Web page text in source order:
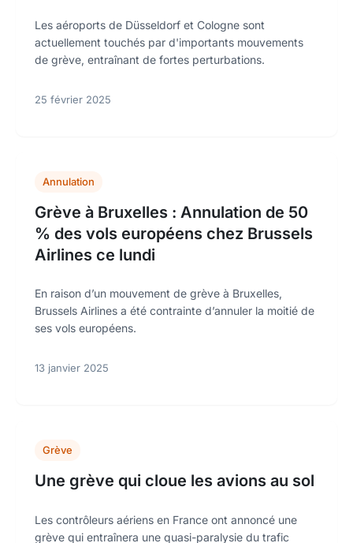
Les aéroports de Düsseldorf et Cologne sont
actuellement touchés par d'importants mouvements
de grève, entraînant de fortes perturbations.
25 février 2025
Annulation
Grève à Bruxelles : Annulation de 50
% des vols européens chez Brussels
Airlines ce lundi
En raison d’un mouvement de grève à Bruxelles,
Brussels Airlines a été contrainte d’annuler la moitié de
ses vols européens.
13 janvier 2025
Grève
Une grève qui cloue les avions au sol
Les contrôleurs aériens en France ont annoncé une
grève qui entraînera une quasi-paralysie du trafic